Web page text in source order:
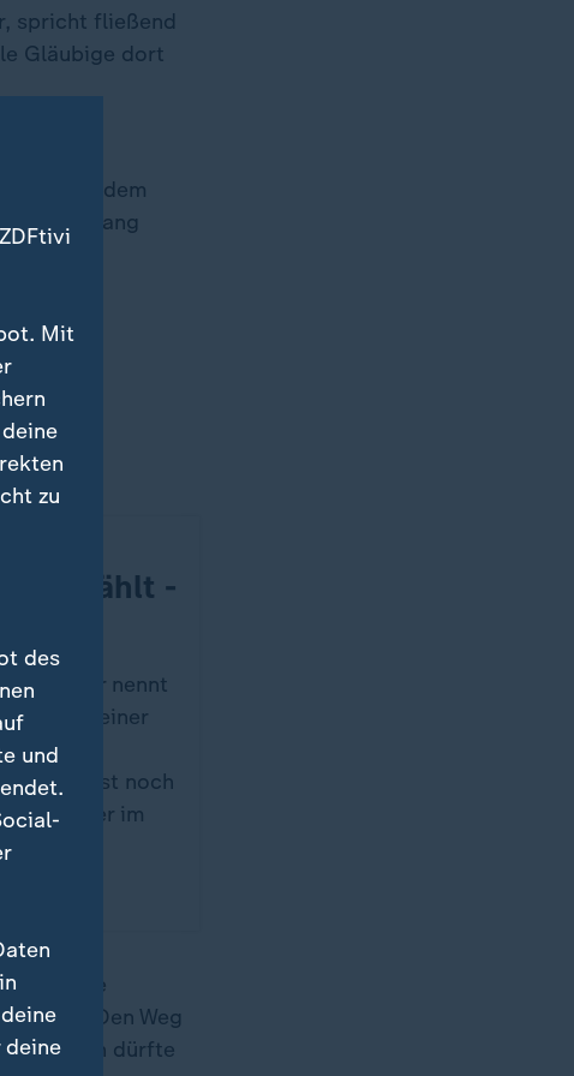
spricht fließend
Gläubige dort
zwei
nahe dem
Rom Anfang
der
gewählt -
Er nennt
mit einer
die
ist noch
hier im
die
leiten. Den Weg
dürfte
Mit
zu
des
und
deine